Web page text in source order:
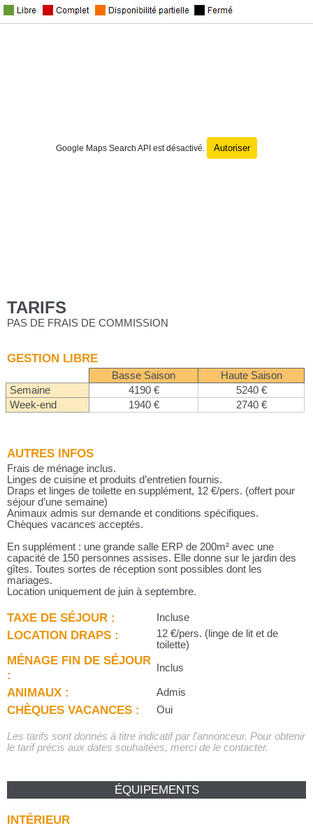
Google Maps Search API est désactivé. Autoriser
TARIFS
PAS DE FRAIS DE COMMISSION
GESTION LIBRE
Basse Saison
Haute Saison
Semaine
4190 €
5240 €
Week-end
1940 € 2740 €
AUTRES INFOS
Frais de ménage inclus.
Linges de cuisine et produits d’entretien fournis.
Draps et linges de toilette en supplément, 12 €/pers. (offert pour
séjour d’une semaine)
Animaux admis sur demande et conditions spécifiques.
Chèques vacances acceptés.
En supplément : une grande salle ERP de 200m² avec une
capacité de 150 personnes assises. Elle donne sur le jardin des
gîtes. Toutes sortes de réception sont possibles dont les
mariages.
Location uniquement de juin à septembre.
TAXE DE SÉJOUR : Incluse
LOCATION DRAPS :
12 €/pers. (linge de lit et de
toilette)
MÉNAGE FIN DE SÉJOUR
:
Inclus
ANIMAUX : Admis
CHÈQUES VACANCES : Oui
Les tarifs sont donnés à titre indicatif par l'annonceur. Pour obtenir
le tarif précis aux dates souhaitées, merci de le contacter.
ÉQUIPEMENTS
INTÉRIEUR